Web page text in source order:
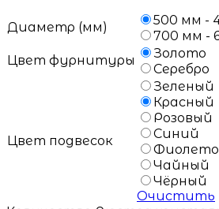
Диаметр (мм)
500 мм -
700 мм -
Цвет фурнитуры
Золото
Серебро
Цвет подвесок
Зеленый
Красный
Розовый
Синий
Чайный
Чёрный
Очистить